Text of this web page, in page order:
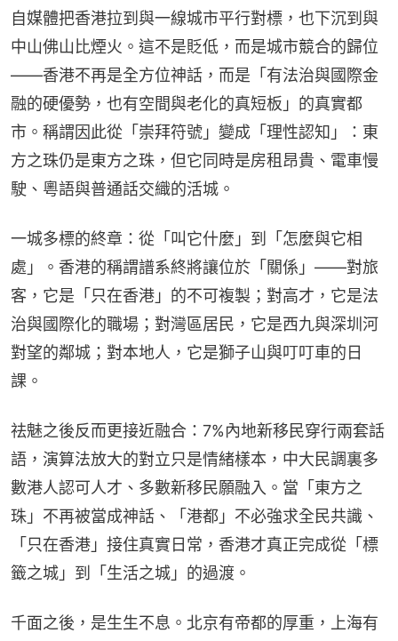
自媒體把香港拉到與一線城市平行對標，也下沉到與
中山佛山比煙火。這不是貶低，而是城市競合的歸位
——香港不再是全方位神話，而是「有法治與國際金
融的硬優勢，也有空間與老化的真短板」的真實都
市。稱謂因此從「崇拜符號」變成「理性認知」：東
方之珠仍是東方之珠，但它同時是房租昂貴、電車慢
駛、粵語與普通話交織的活城。
一城多標的終章：從「叫它什麼」到「怎麼與它相
處」。香港的稱謂譜系終將讓位於「關係」——對旅
客，它是「只在香港」的不可複製；對高才，它是法
治與國際化的職場；對灣區居民，它是西九與深圳河
對望的鄰城；對本地人，它是獅子山與叮叮車的日
課。
祛魅之後反而更接近融合：7%內地新移民穿行兩套話
語，演算法放大的對立只是情緒樣本，中大民調裏多
數港人認可人才、多數新移民願融入。當「東方之
珠」不再被當成神話、「港都」不必強求全民共識、
「只在香港」接住真實日常，香港才真正完成從「標
籤之城」到「生活之城」的過渡。
千面之後，是生生不息。北京有帝都的厚重，上海有